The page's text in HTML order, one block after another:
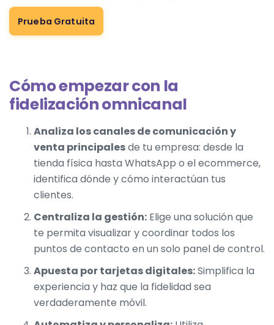
Prueba Gratuita
Cómo empezar con la
fidelización omnicanal
Analiza los canales de comunicación y
venta principalesde tu empresa: desde la
tienda física hasta WhatsApp o el ecommerce,
identifica dónde y cómo interactúan tus
clientes.
Centraliza la gestión: Elige una solución que
te permita visualizar y coordinar todos los
puntos de contacto en un solo panel de control.
Apuesta portarjetas digitales:Simplifica la
experiencia y haz que la fidelidad sea
verdaderamente móvil.